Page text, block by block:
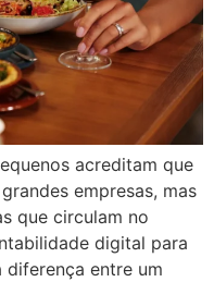
acreditam que
empresas, mas
que circulam no
digital para
diferença entre um